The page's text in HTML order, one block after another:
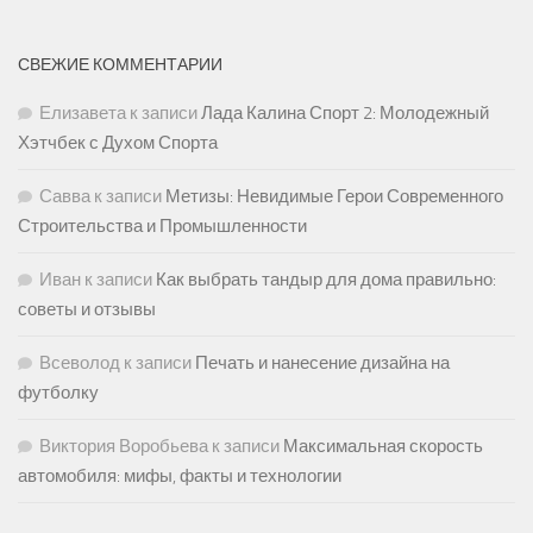
СВЕЖИЕ КОММЕНТАРИИ
Елизаветак записиЛада Калина Спорт 2: Молодежный
Хэтчбек с Духом Спорта
Саввак записи Метизы: Невидимые Герои Современного
Строительства и Промышленности
Иван к записи Как выбрать тандыр для дома правильно:
советы и отзывы
Всеволод к записи Печать и нанесение дизайна на
футболку
Виктория Воробьевак записи Максимальная скорость
автомобиля: мифы, факты и технологии